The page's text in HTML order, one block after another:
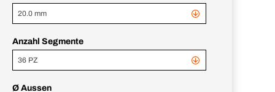
20.0 mm
Anzahl Segmente
36 PZ
Ø Aussen